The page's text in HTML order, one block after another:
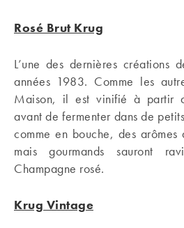
Rosé Brut Krug
L’une des dernières créations
années 1983. Comme les
Maison, il est vinifié à partir
avant de fermenter dans de
comme en bouche, des
mais gourmands sauront
Champagne rosé.
Krug Vintage